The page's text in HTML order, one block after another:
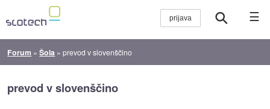
☰
Forum »Šola »prevod v slovenščino
prevod v slovenščino